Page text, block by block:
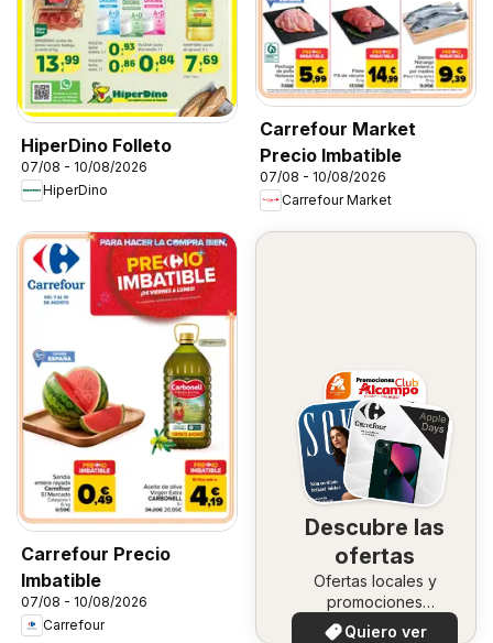
HiperDino Folleto
07/08 - 10/08/2026
HiperDino
Carrefour Market
Precio Imbatible
07/08 - 10/08/2026
Carrefour Market
Carrefour Precio
Imbatible
07/08 - 10/08/2026
Carrefour
Descubre las
ofertas
Ofertas locales y
promociones
especiales.
Quiero ver